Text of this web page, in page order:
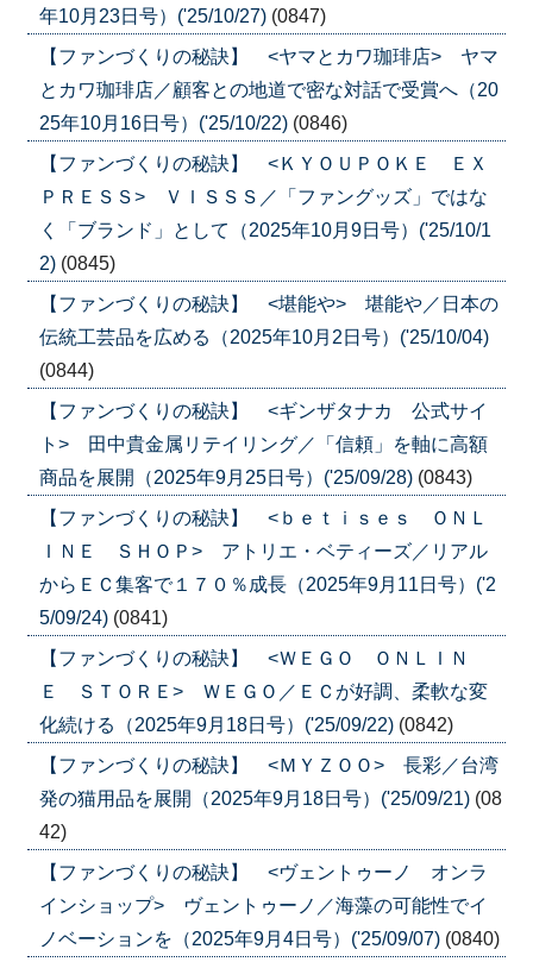
年10月23日号）('25/10/27) (0847)
【ファンづくりの秘訣】 <ヤマとカワ珈琲店> ヤマ
とカワ珈琲店／顧客との地道で密な対話で受賞へ（20
25年10月16日号）('25/10/22) (0846)
【ファンづくりの秘訣】 <ＫＹＯＵＰＯＫＥ ＥＸ
ＰＲＥＳＳ> ＶＩＳＳＳ／「ファングッズ」ではな
く「ブランド」として（2025年10月9日号）('25/10/1
2) (0845)
【ファンづくりの秘訣】 <堪能や> 堪能や／日本の
伝統工芸品を広める（2025年10月2日号）('25/10/04)
(0844)
【ファンづくりの秘訣】 <ギンザタナカ 公式サイ
ト> 田中貴金属リテイリング／「信頼」を軸に高額
商品を展開（2025年9月25日号）('25/09/28) (0843)
【ファンづくりの秘訣】 <ｂｅｔｉｓｅｓ ＯＮＬ
ＩＮＥ ＳＨＯＰ> アトリエ・ベティーズ／リアル
からＥＣ集客で１７０％成長（2025年9月11日号）('2
5/09/24) (0841)
【ファンづくりの秘訣】 <ＷＥＧＯ ＯＮＬＩＮ
Ｅ ＳＴＯＲＥ> ＷＥＧＯ／ＥＣが好調、柔軟な変
化続ける（2025年9月18日号）('25/09/22) (0842)
【ファンづくりの秘訣】 <ＭＹＺＯＯ> 長彩／台湾
発の猫用品を展開（2025年9月18日号）('25/09/21) (08
42)
【ファンづくりの秘訣】 <ヴェントゥーノ オンラ
インショップ> ヴェントゥーノ／海藻の可能性でイ
ノベーションを（2025年9月4日号）('25/09/07) (0840)